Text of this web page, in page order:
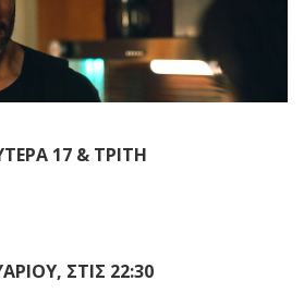
17 & ΤΡΙΤΗ
ΣΤΙΣ 22:30